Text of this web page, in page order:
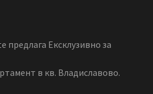
предлага Ексклузивно за
в кв. Владиславово.